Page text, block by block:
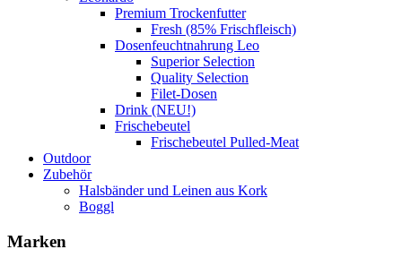
Premium Trockenfutter
Fresh (85% Frischfleisch)
Dosenfeuchtnahrung Leo
Superior Selection
Quality Selection
Filet-Dosen
Drink (NEU!)
Frischebeutel
Frischebeutel Pulled-Meat
Outdoor
Zubehör
Halsbänder und Leinen aus Kork
Boggl
Marken